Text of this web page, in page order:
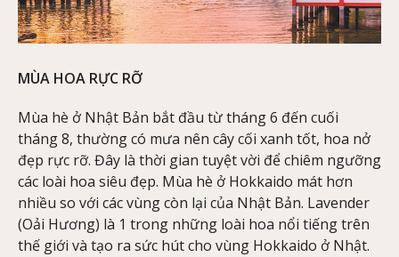
MÙA HOA RỰC RỠ
Mùa hè ở Nhật Bản bắt đầu từ tháng 6 đến cuối
tháng 8, thường có mưa nên cây cối xanh tốt, hoa nở
đẹp rực rỡ. Đây là thời gian tuyệt vời để chiêm ngưỡng
các loài hoa siêu đẹp. Mùa hè ở Hokkaido mát hơn
nhiều so với các vùng còn lại của Nhật Bản. Lavender
(Oải Hương) là 1 trong những loài hoa nổi tiếng trên
thế giới và tạo ra sức hút cho vùng Hokkaido ở Nhật.